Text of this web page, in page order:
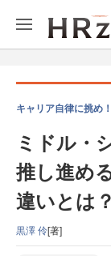
キャリア自律に挑め
ミドル・
推し進め
違いとは？
黒澤 伶[著]